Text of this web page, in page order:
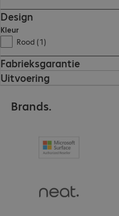
Design
Kleur
Rood (1)
Fabrieksgarantie
Uitvoering
Brands.